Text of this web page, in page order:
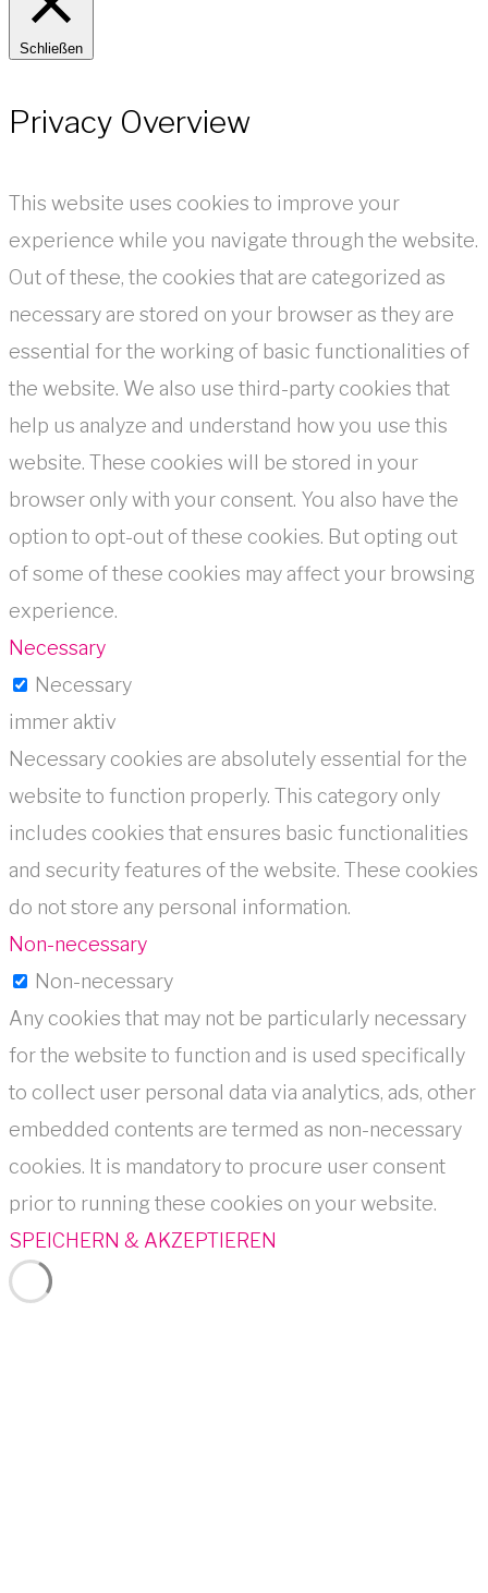
Schließen
Privacy Overview
This website uses cookies to improve your
experience while you navigate through the website.
Out of these, the cookies that are categorized as
necessary are stored on your browser as they are
essential for the working of basic functionalities of
the website. We also use third-party cookies that
help us analyze and understand how you use this
website. These cookies will be stored in your
browser only with your consent. You also have the
option to opt-out of these cookies. But opting out
of some of these cookies may affect your browsing
experience.
Necessary
Necessary
immer aktiv
Necessary cookies are absolutely essential for the
website to function properly. This category only
includes cookies that ensures basic functionalities
and security features of the website. These cookies
do not store any personal information.
Non-necessary
Non-necessary
Any cookies that may not be particularly necessary
for the website to function and is used specifically
to collect user personal data via analytics, ads, other
embedded contents are termed as non-necessary
cookies. It is mandatory to procure user consent
prior to running these cookies on your website.
SPEICHERN & AKZEPTIEREN